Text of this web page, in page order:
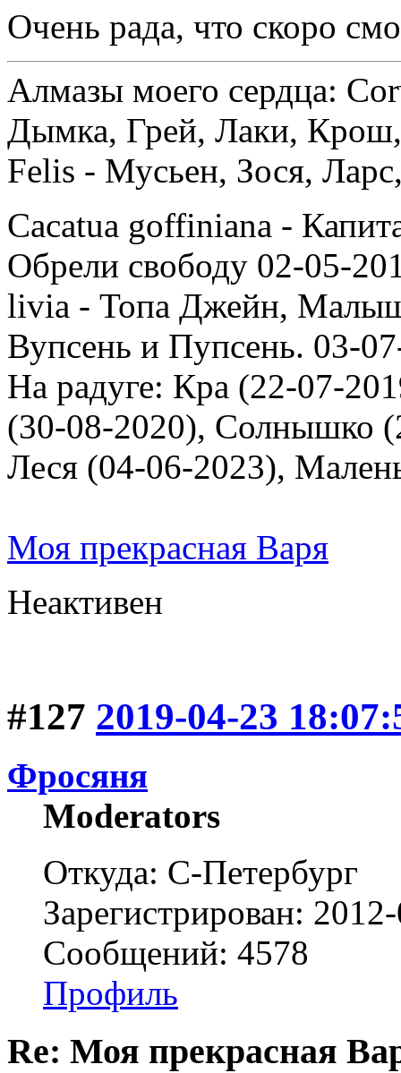
Очень рада, что скоро
Алмазы моего сердца:
Дымка, Грей, Лаки,
Felis - Мусьен, Зося,
Cacatua goffiniana -
Обрели свободу 02-05-
livia - Топа Джейн,
Вупсень и Пупсень. 03-
На радуге: Кра (22-07-
(30-08-2020), Солнышко
Леся (04-06-2023),
Моя прекрасная Варя
Неактивен
#127 2019-04-23
Фросяня
Moderators
Откуда: С-Петербург
Зарегистрирован:
Сообщений: 4578
Профиль
Re: Моя прекрасная